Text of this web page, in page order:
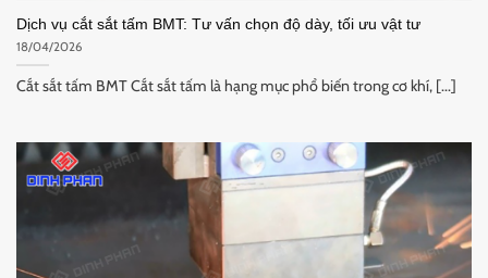
Dịch vụ cắt sắt tấm BMT: Tư vấn chọn độ dày, tối ưu vật tư
18/04/2026
Cắt sắt tấm BMT Cắt sắt tấm là hạng mục phổ biến trong cơ khí, [...]